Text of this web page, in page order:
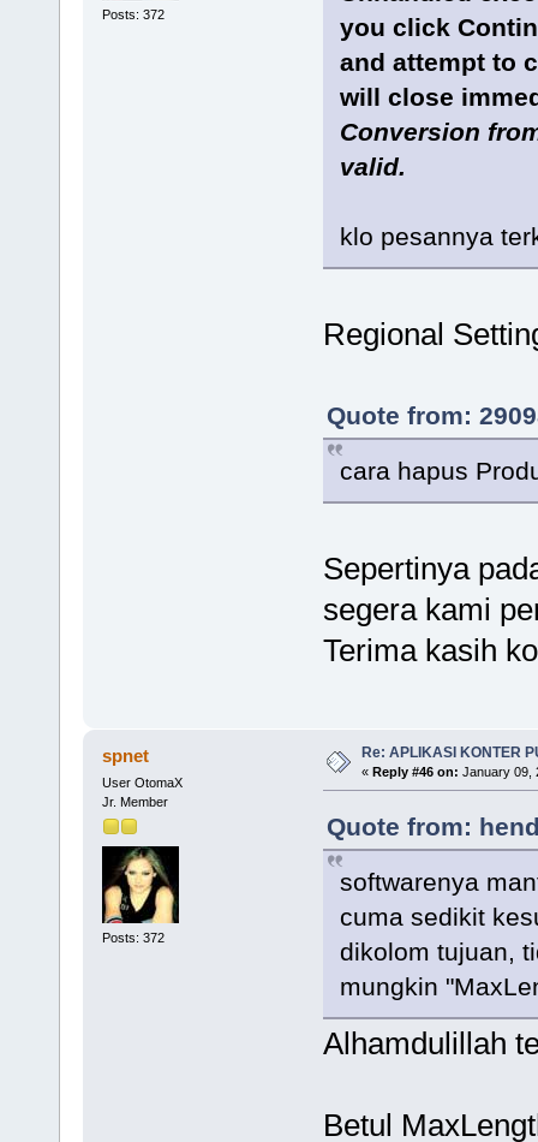
Posts: 372
you click
and attempt to
will close
Conversion
valid.
klo pesannya
Regional
Quote from:
cara hapus
Sepertinya
segera kami
Terima kasih
spnet
User OtomaX
Jr. Member
Posts: 372
Re: APLIKASI KONTER
« Reply #46 on: January 09,
Quote from:
softwarenya
cuma sedikit
dikolom tujuan,
mungkin
Alhamdulillah
Betul